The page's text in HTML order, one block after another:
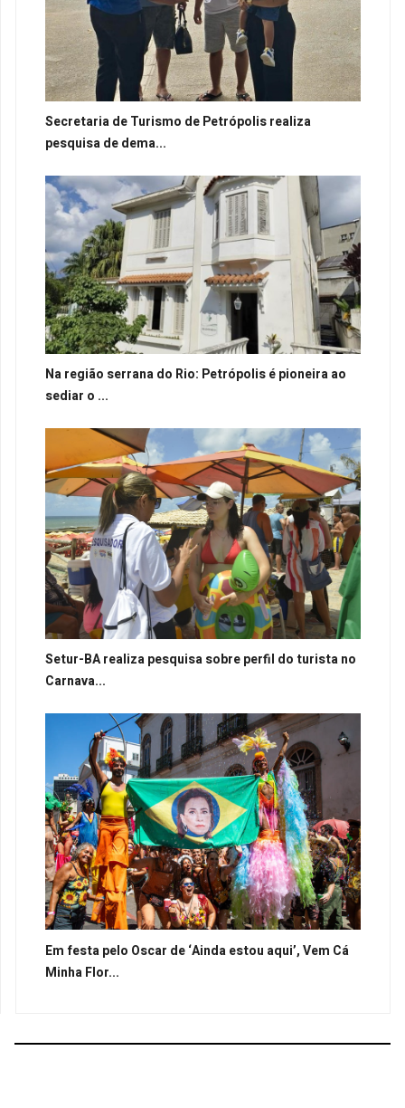
Secretaria de Turismo de Petrópolis realiza
pesquisa de dema...
Na região serrana do Rio: Petrópolis é pioneira ao
sediar o ...
Setur-BA realiza pesquisa sobre perfil do turista no
Carnava...
Em festa pelo Oscar de ‘Ainda estou aqui’, Vem Cá
Minha Flor...